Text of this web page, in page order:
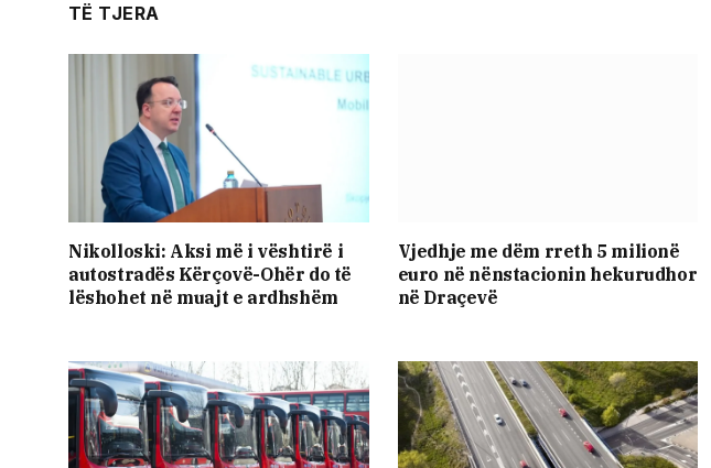
TË TJERA
Nikolloski: Aksi më i vështirë i
autostradës Kërçovë-Ohër do të
lëshohet në muajt e ardhshëm
Vjedhje me dëm rreth 5 milionë
euro në nënstacionin hekurudhor
në Draçevë